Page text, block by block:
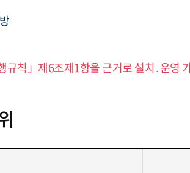
칙」제6조제1항을 근거로 설치․운영